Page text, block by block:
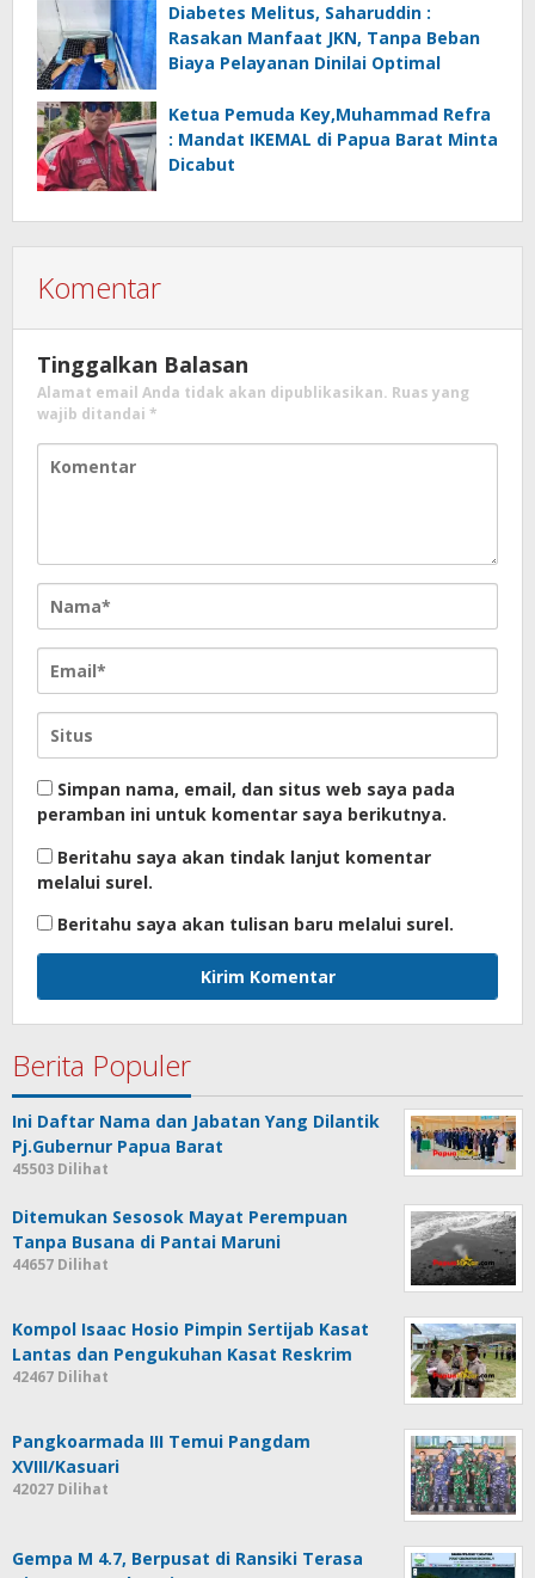
Diabetes Melitus, Saharuddin :
Rasakan Manfaat JKN, Tanpa Beban
Biaya Pelayanan Dinilai Optimal
Ketua Pemuda Key,Muhammad Refra
: Mandat IKEMAL di Papua Barat Minta
Dicabut
Komentar
Tinggalkan Balasan
Alamat email Anda tidak akan dipublikasikan. Ruas yang
wajib ditandai *
Simpan nama, email, dan situs web saya pada
peramban ini untuk komentar saya berikutnya.
Beritahu saya akan tindak lanjut komentar
melalui surel.
Beritahu saya akan tulisan baru melalui surel.
Berita Populer
Ini Daftar Nama dan Jabatan Yang Dilantik
Pj.Gubernur Papua Barat
45503 Dilihat
Ditemukan Sesosok Mayat Perempuan
Tanpa Busana di Pantai Maruni
44657 Dilihat
Kompol Isaac Hosio Pimpin Sertijab Kasat
Lantas dan Pengukuhan Kasat Reskrim
42467 Dilihat
Pangkoarmada III Temui Pangdam
XVIII/Kasuari
42027 Dilihat
Gempa M 4.7, Berpusat di Ransiki Terasa